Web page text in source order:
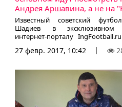
Андрея Аршавина, а не на
Известный советский
Шадиев в эксклюзивном
интернет-порталу
Аршавина, поделился
постсоветском
рассказал, почему не
90-х, сообщает
27 февр. 2017, 10:42